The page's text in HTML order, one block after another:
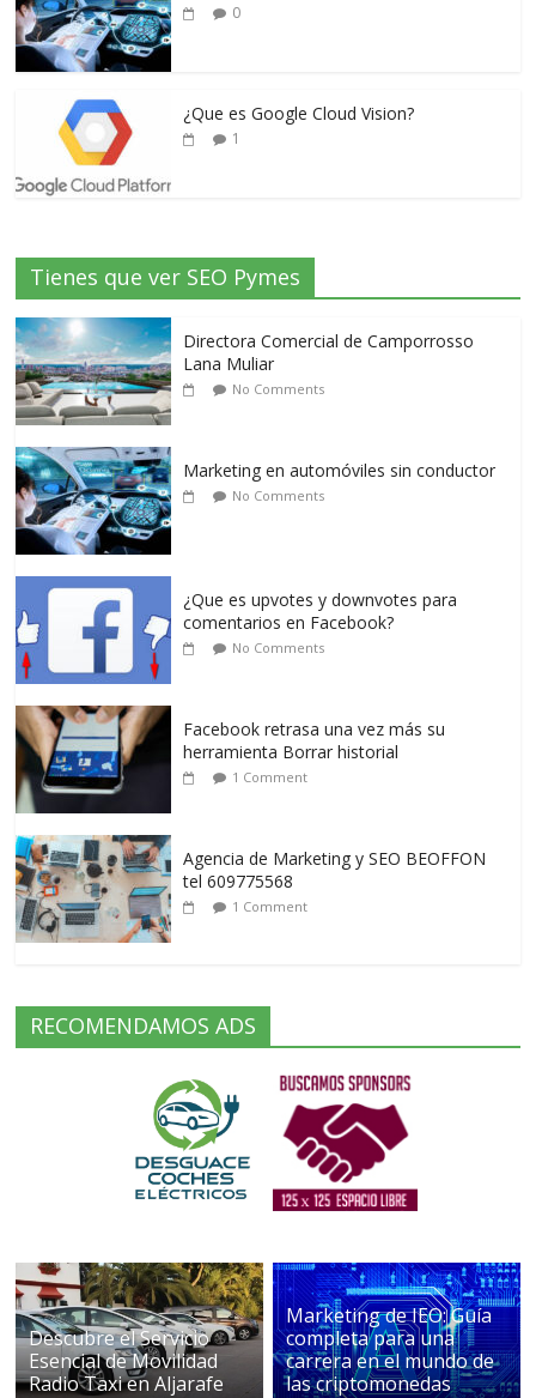
0
¿Que es Google Cloud Vision?
1
Tienes que ver SEO Pymes
Directora Comercial de Camporrosso
Lana Muliar
No Comments
Marketing en automóviles sin conductor
No Comments
¿Que es upvotes y downvotes para
comentarios en Facebook?
No Comments
Facebook retrasa una vez más su
herramienta Borrar historial
1 Comment
Agencia de Marketing y SEO BEOFFON
tel 609775568
1 Comment
RECOMENDAMOS ADS
Descubre el Servicio
Esencial de Movilidad
Radio Taxi en Aljarafe
Marketing de IEO: Guía
completa para una
carrera en el mundo de
las criptomonedas